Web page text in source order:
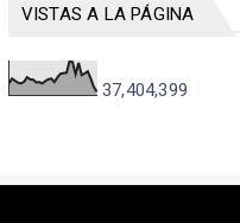
VISTAS A LA PÁGINA
37,404,399